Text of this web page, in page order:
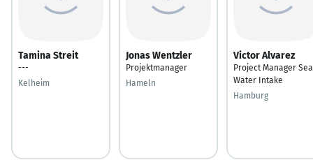
Tamina Streit
---
Kelheim
Jonas Wentzler
Projektmanager
Hameln
Victor Alvarez
Project Manager Sea
Water Intake
Hamburg